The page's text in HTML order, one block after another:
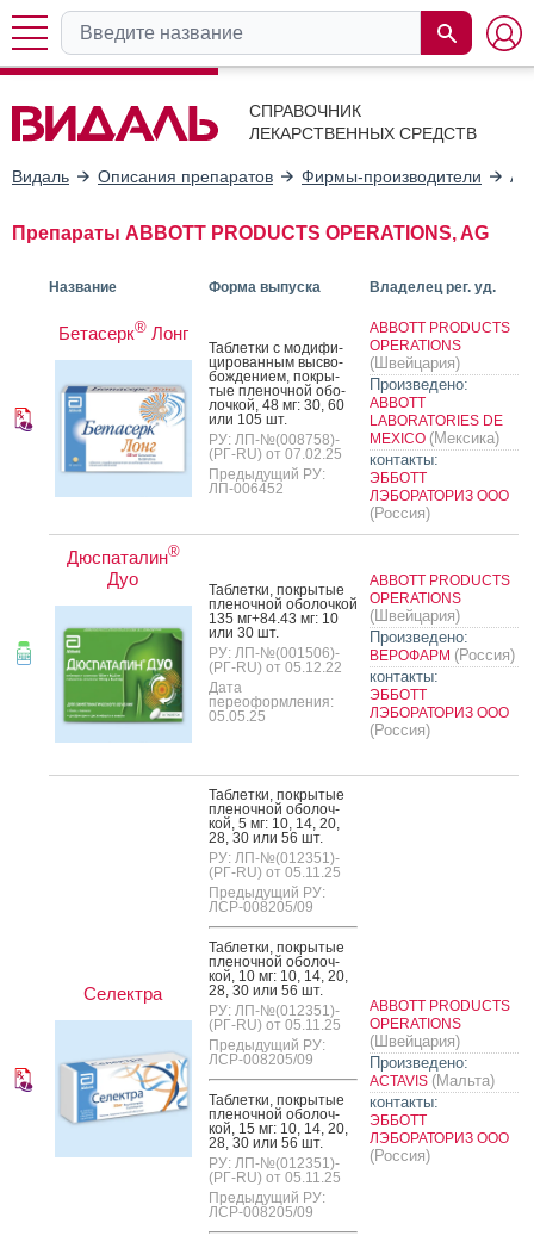
СПРАВОЧНИК
ЛЕКАРСТВЕННЫХ СРЕДСТВ
Видаль Описания препаратов Фирмы-производители
Препараты ABBOTT PRODUCTS OPERATIONS, AG
Название Форма выпуска Владелец рег. уд.
Бетасерк®Лонг
Таб­летки с мо­дифи­
циро­ван­ным выс­во­
бож­де­ни­ем, пок­ры­
тые пле­ноч­ной обо­
лоч­кой, 48 мг: 30, 60
или 105 шт.
РУ: ЛП-№(008758)-
(РГ-RU) от 07.02.25
Предыдущий РУ:
ЛП-006452
ABBOTT PRODUCTS
OPERATIONS
(Швейцария)
Произведено:
ABBOTT
LABORATORIES DE
MEXICO (Мексика)
контакты:
ЭББОТТ
ЛЭБОРАТОРИЗ ООО
(Россия)
Дюспаталин®
Дуо
Таб­летки, пок­ры­тые
пле­ноч­ной обо­лоч­кой
135 мг+84.43 мг: 10
или 30 шт.
РУ: ЛП-№(001506)-
(РГ-RU) от 05.12.22
Дата
переоформления:
05.05.25
ABBOTT PRODUCTS
OPERATIONS
(Швейцария)
Произведено:
ВЕРОФАРМ (Россия)
контакты:
ЭББОТТ
ЛЭБОРАТОРИЗ ООО
(Россия)
Селектра
Таб­летки, пок­ры­тые
пле­ноч­ной обо­лоч­
кой, 5 мг: 10, 14, 20,
28, 30 или 56 шт.
РУ: ЛП-№(012351)-
(РГ-RU) от 05.11.25
Предыдущий РУ:
ЛСР-008205/09
Таб­летки, пок­ры­тые
пле­ноч­ной обо­лоч­
кой, 10 мг: 10, 14, 20,
28, 30 или 56 шт.
РУ: ЛП-№(012351)-
(РГ-RU) от 05.11.25
Предыдущий РУ:
ЛСР-008205/09
Таб­летки, пок­ры­тые
пле­ноч­ной обо­лоч­
кой, 15 мг: 10, 14, 20,
28, 30 или 56 шт.
РУ: ЛП-№(012351)-
(РГ-RU) от 05.11.25
Предыдущий РУ:
ЛСР-008205/09
ABBOTT PRODUCTS
OPERATIONS
(Швейцария)
Произведено:
ACTAVIS (Мальта)
контакты:
ЭББОТТ
ЛЭБОРАТОРИЗ ООО
(Россия)